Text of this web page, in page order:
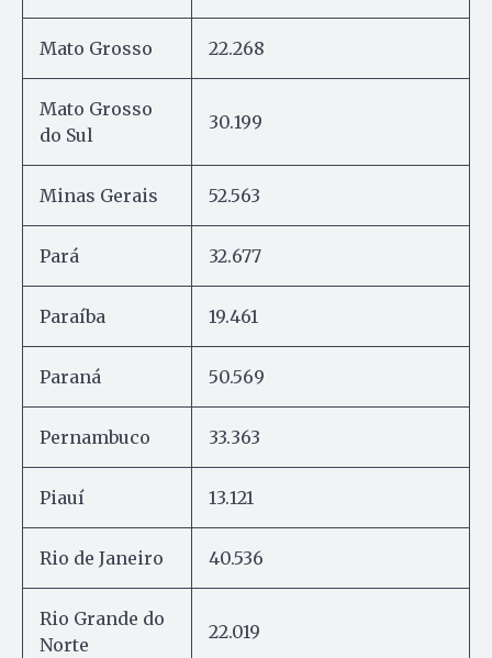
Mato Grosso 22.268
Mato Grosso
do Sul
30.199
Minas Gerais 52.563
Pará 32.677
Paraíba 19.461
Paraná 50.569
Pernambuco 33.363
Piauí 13.121
Rio de Janeiro 40.536
Rio Grande do
Norte
22.019